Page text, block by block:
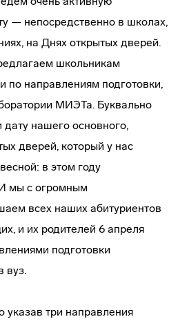
— непосредственно в школах,
на Днях открытых дверей.
школьникам
по направлениям подготовки,
МИЭТа. Буквально
нашего основного,
дверей, который у нас
в этом году
И мы с огромным
всех наших абитуриентов
и их родителей 6 апреля
подготовки
вуз.
указав три направления